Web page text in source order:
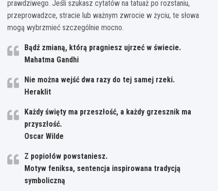
prawdziwego. Jeśli szukasz cytatów na tatuaż po rozstaniu,
przeprowadzce, stracie lub ważnym zwrocie w życiu, te słowa
mogą wybrzmieć szczególnie mocno.
Bądź zmianą, którą pragniesz ujrzeć w świecie.
Mahatma Gandhi
Nie można wejść dwa razy do tej samej rzeki.
Heraklit
Każdy święty ma przeszłość, a każdy grzesznik ma
przyszłość.
Oscar Wilde
Z popiołów powstaniesz.
Motyw feniksa, sentencja inspirowana tradycją
symboliczną